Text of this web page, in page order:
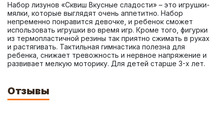
Набор лизунов «Сквиш Вкусные сладости» – это игрушки-
мялки, которые выглядят очень аппетитно. Набор
непременно понравится девочке, и ребенок сможет
использовать игрушки во время игр. Кроме того, фигурки
из термопластичной резины так приятно сжимать в руках
и растягивать. Тактильная гимнастика полезна для
ребенка, снижает тревожность и нервное напряжение и
развивает мелкую моторику. Для детей старше 3-х лет.
Отзывы